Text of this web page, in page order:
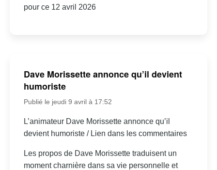
pour ce 12 avril 2026
Dave Morissette annonce qu’il devient
humoriste
Publié le jeudi 9 avril à 17:52
L’animateur Dave Morissette annonce qu’il
devient humoriste / Lien dans les commentaires
Les propos de Dave Morissette traduisent un
moment charnière dans sa vie personnelle et